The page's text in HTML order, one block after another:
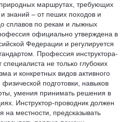
маршрутах, требующих
знаний – от пеших походов и
сплавов по рекам и лыжных
официально утверждена в
Федерации и регулируется
Профессия инструктора-
специалиста не только глубоких
и конкретных видов активного
подготовки, навыков
умения принимать решения в
Инструктор-проводник должен
на местности, предсказывать